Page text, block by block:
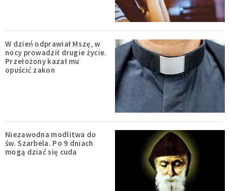
W dzień odprawiał Mszę, w
nocy prowadził drugie życie.
Przełożony kazał mu
opuścić zakon
Niezawodna modlitwa do
św. Szarbela. Po 9 dniach
mogą dziać się cuda